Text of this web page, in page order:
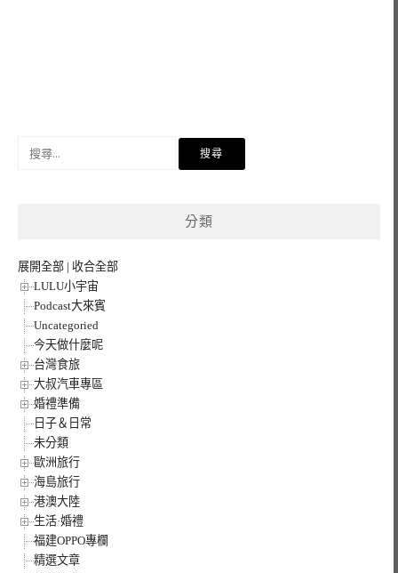
分類
展開全部 | 收合全部
LULU小宇宙
Podcast大來賓
Uncategoried
今天做什麼呢
台灣食旅
大叔汽車專區
婚禮準備
日子＆日常
未分類
歐洲旅行
海島旅行
港澳大陸
生活·婚禮
福建OPPO專欄
精選文章